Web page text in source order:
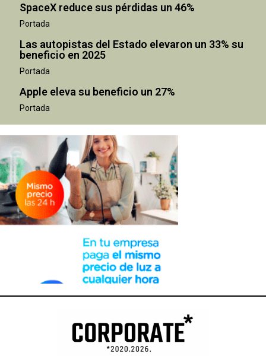
SpaceX reduce sus pérdidas un 46%
Portada
Las autopistas del Estado elevaron un 33% su
beneficio en 2025
Portada
Apple eleva su beneficio un 27%
Portada